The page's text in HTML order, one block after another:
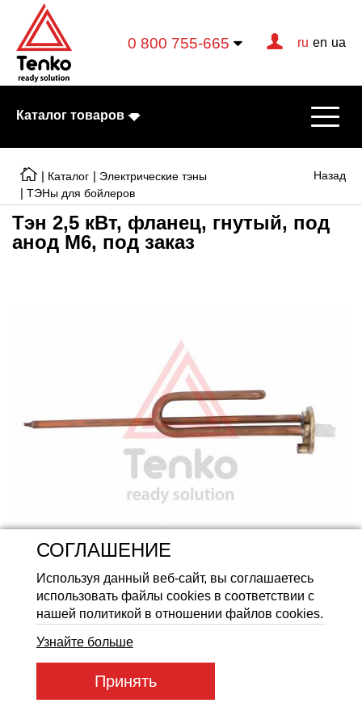
0 800 755-665 ru en ua
Каталог товаров
Электрические котлы
Электрические тэны
Готовые решения
Аккумуляторные батареи
Назад
| Каталог | Электрические тэны
| ТЭНы для бойлеров
Тэн 2,5 кВт, фланец, гнутый, под
анод М6, под заказ
Артикул товара: 65312
СОГЛАШЕНИЕ
Используя данный веб-сайт, вы соглашаетесь
использовать файлы cookies в соответствии с
нашей политикой в отношении файлов cookies.
Узнайте больше
Принять